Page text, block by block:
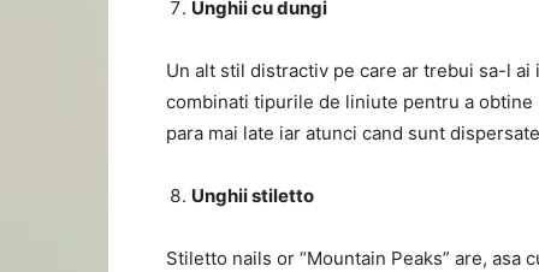
Unghii cu dungi
Un alt stil distractiv pe care ar trebui sa-l
combinati tipurile de liniute pentru a
para mai late iar atunci cand sunt
Unghii stiletto
Stiletto nails or “Mountain Peaks” are, asa